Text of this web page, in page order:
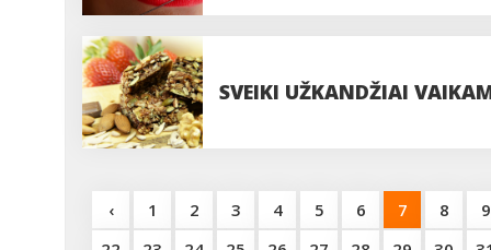
SVEIKI UŽKANDŽIAI
‹ 1 2 3 4 5 6 7 8
9